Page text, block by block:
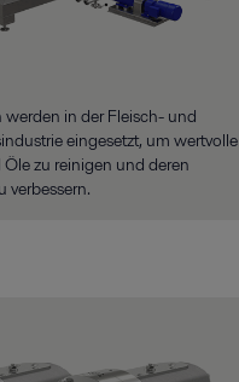
in der Fleisch- und
eingesetzt, um wertvolle
zu reinigen und deren